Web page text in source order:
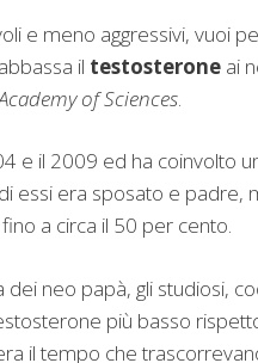
e meno aggressivi, vuoi
il testosterone ai
of Sciences.
e il 2009 ed ha coinvolto
essi era sposato e
a circa il 50 per cento.
dei neo papà, gli studiosi,
più basso
il tempo che